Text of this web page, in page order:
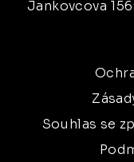
Jankovcova
Souhlas se